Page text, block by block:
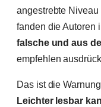
angestrebte
fanden die Autoren
falsche und aus
empfehlen
Das ist die
Leichter lesbar